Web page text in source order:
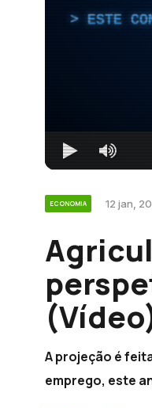
ESTE
ECONOMIA 12 jan,
A projeção é
emprego, este